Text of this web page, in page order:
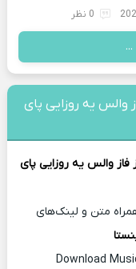
0 نظر
والس یه روزایی پای
والس یه روزایی پای
متن و لینک‌های
Download